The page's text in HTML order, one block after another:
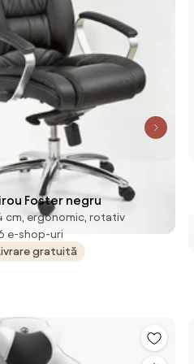
Foster negru
cm, ergonomic, rotativ
e-shop-uri
gratuită